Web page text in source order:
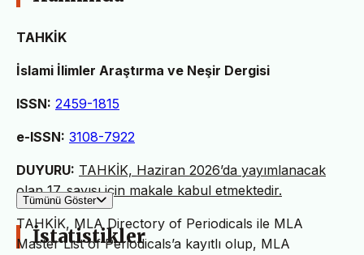
TAHKİK
İslami İlimler Araştırma ve Neşir Dergisi
ISSN: 2459-1815
e-ISSN: 3108-7922
DUYURU: TAHKİK, Haziran 2026’da yayımlanacak
olan 17. sayısı için makale kabul etmektedir.
TAHKİK, MLA Directory of Periodicals ile MLA
Master List of Periodicals’a kayıtlı olup, MLA
Tümünü Göster
İstatistikler